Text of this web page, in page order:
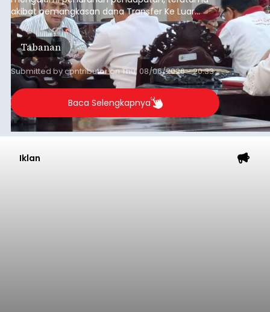
akibat pemangkasan dana Transfer Ke Luar
Daerah (TKD) dari pemerintah pusat.
Tabanan
Submitted bycontributoronThu, 08/06/2026 - 20:33
Baca Selengkapnya
Iklan